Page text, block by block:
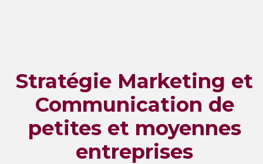
Stratégie Marketing et
Communication de
petites et moyennes
entreprises